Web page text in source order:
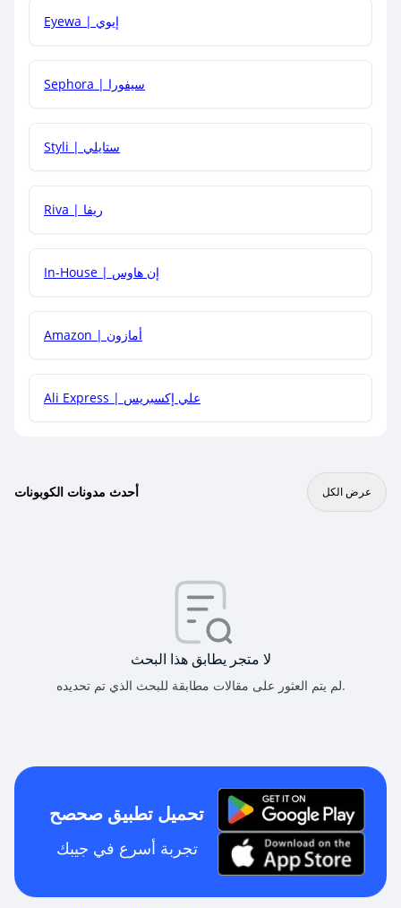
هل يمكنني جمع كود خصم مع العروض الأخرى؟
Eyewa | إيوي
Sephora | سيفورا
Styli | ستايلي
Riva | ريفا
In-House | إن هاوس
Amazon | أمازون
Ali Express | علي إكسبريس
أحدث مدونات الكوبونات عرض الكل
لا متجر يطابق هذا البحث
لم يتم العثور على مقالات مطابقة للبحث الذي تم تحديده.
تحميل تطبيق صحصح
تجربة أسرع في جيبك